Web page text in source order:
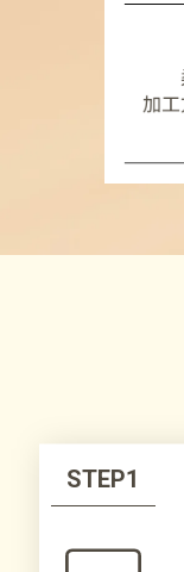
STEP1